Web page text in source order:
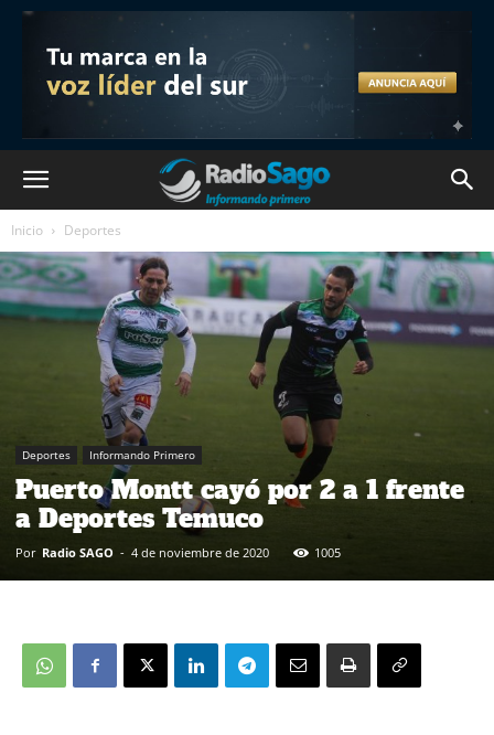
Inicio Deportes
Deportes Informando Primero
Puerto Montt cayó por 2 a 1 frente
a Deportes Temuco
Por Radio SAGO - 4 de noviembre de 2020 1005